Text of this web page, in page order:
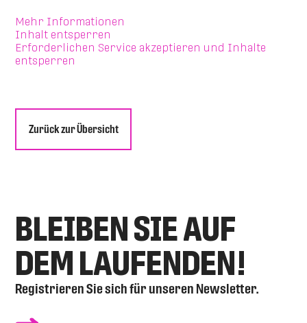
Mehr Informationen
Inhalt entsperren
Erforderlichen Service akzeptieren und Inhalte
entsperren
Zurück zur Übersicht
BLEIBEN SIE AUF
DEM LAUFENDEN!
Registrieren Sie sich für unseren Newsletter.